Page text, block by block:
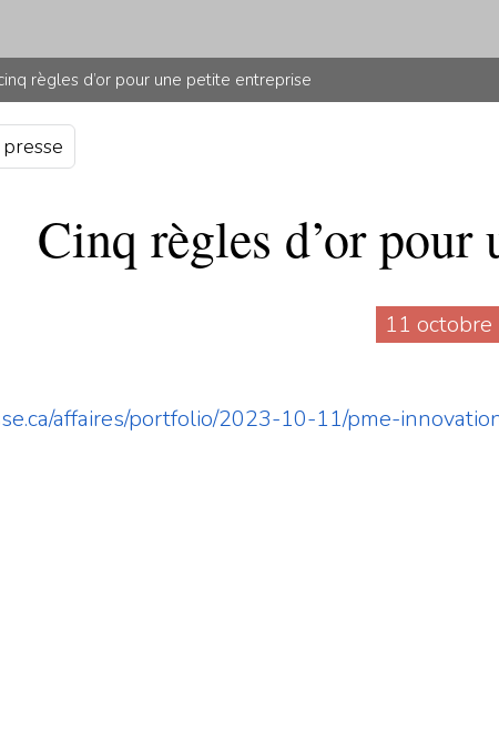
règles d’or pour une petite entreprise
Cinq règles d’or pour
11
affaires/portfolio/2023-10-11/pme-